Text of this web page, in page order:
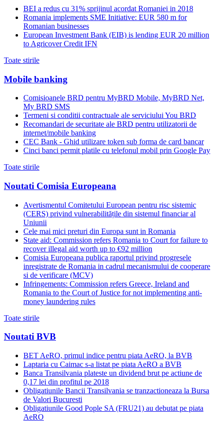
BEI a redus cu 31% sprijinul acordat Romaniei in 2018
Romania implements SME Initiative: EUR 580 m for
Romanian businesses
European Investment Bank (EIB) is lending EUR 20 million
to Agricover Credit IFN
Toate stirile
Mobile banking
Comisioanele BRD pentru MyBRD Mobile, MyBRD Net,
My BRD SMS
Termeni si conditii contractuale ale serviciului You BRD
Recomandari de securitate ale BRD pentru utilizatorii de
internet/mobile banking
CEC Bank - Ghid utilizare token sub forma de card bancar
Cinci banci permit platile cu telefonul mobil prin Google Pay
Toate stirile
Noutati Comisia Europeana
Avertismentul Comitetului European pentru risc sistemic
(CERS) privind vulnerabilitățile din sistemul financiar al
Uniunii
Cele mai mici preturi din Europa sunt in Romania
State aid: Commission refers Romania to Court for failure to
recover illegal aid worth up to €92 million
Comisia Europeana publica raportul privind progresele
inregistrate de Romania in cadrul mecanismului de cooperare
si de verificare (MCV)
Infringements: Commission refers Greece, Ireland and
Romania to the Court of Justice for not implementing anti-
money laundering rules
Toate stirile
Noutati BVB
BET AeRO, primul indice pentru piata AeRO, la BVB
Laptaria cu Caimac s-a listat pe piata AeRO a BVB
Banca Transilvania plateste un dividend brut pe actiune de
0,17 lei din profitul pe 2018
Obligatiunile Bancii Transilvania se tranzactioneaza la Bursa
de Valori Bucuresti
Obligatiunile Good Pople SA (FRU21) au debutat pe piata
AeRO